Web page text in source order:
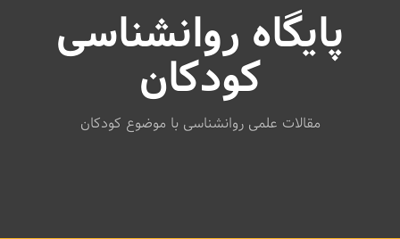
پایگاه روانشناسی
کودکان
مقالات علمی روانشناسی با موضوع کودکان